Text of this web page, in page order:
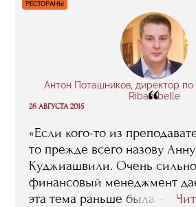
могут показаться скучными,
относятся непосредственно
направлению, но их также
внимательно послушать,
взаимосвязано, можно
ценное именно для тебя.
фраза может быть ключевым
понимании глобальных
индустрии».
РЕСТОРАНЫ
Антон Поташников, директор по
Ribambelle
“
26 АВГУСТА 2015
«Если кого-то из
то прежде всего назову
Куджиашвили. Очень
финансовый менеджмент
эта тема раньше была –